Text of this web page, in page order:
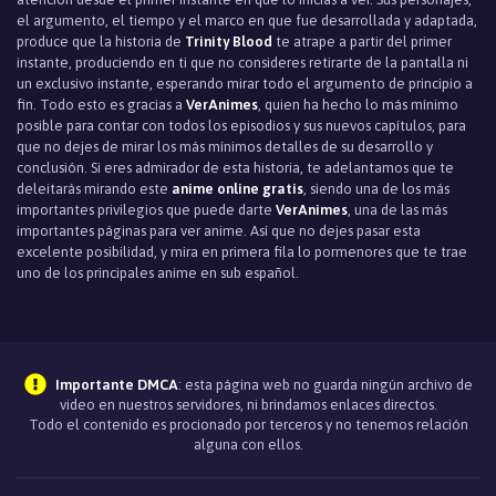
el argumento, el tiempo y el marco en que fue desarrollada y adaptada,
produce que la historia de Trinity Blood te atrape a partir del primer
instante, produciendo en ti que no consideres retirarte de la pantalla ni
un exclusivo instante, esperando mirar todo el argumento de principio a
fin. Todo esto es gracias a VerAnimes , quien ha hecho lo más mínimo
posible para contar con todos los episodios y sus nuevos capítulos, para
que no dejes de mirar los más mínimos detalles de su desarrollo y
conclusión. Si eres admirador de esta historia, te adelantamos que te
deleitarás mirando este anime online gratis , siendo una de los más
importantes privilegios que puede darte VerAnimes , una de las más
importantes páginas para ver anime. Así que no dejes pasar esta
excelente posibilidad, y mira en primera fila lo pormenores que te trae
uno de los principales anime en sub español.
Importante DMCA: esta página web no guarda ningún archivo de
video en nuestros servidores, ni brindamos enlaces directos.
Todo el contenido es procionado por terceros y no tenemos relación
alguna con ellos.